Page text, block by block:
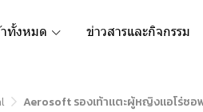
ทั้งหมด ข่าวสารและกิจกรรม
Aerosoft รองเท้าแตะผู้หญิงแอโร่ซอ